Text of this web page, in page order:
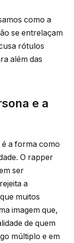
como a
se entrelaçam
rótulos
além das
e a
a forma como
O rapper
ser
a
muitos
imagem que,
de quem
múltiplo e em